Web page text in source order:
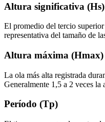
Altura significativa (Hs)
El promedio del tercio
representativa del tamaño de
Altura máxima (Hmax)
La ola más alta registrada
Generalmente 1,5 a 2 veces la
Período (Tp)